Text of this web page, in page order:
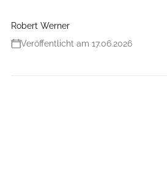
Robert Werner
Veröffentlicht am 17.06.2026